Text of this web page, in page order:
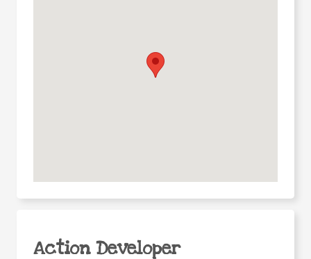
Action Developer